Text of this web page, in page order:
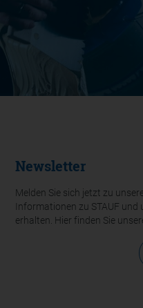
Newsletter
Melden Sie sich jetzt zu
Informationen zu STAUF
erhalten. Hier finden Sie